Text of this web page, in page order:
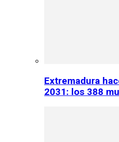
Extremadura
2031: los 388